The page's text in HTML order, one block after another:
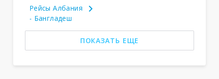
Рейсы Албания
- Бангладеш
ПОКАЗАТЬ ЕЩЕ